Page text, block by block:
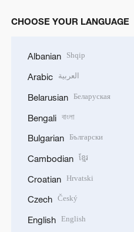
CHOOSE YOUR LANGUAGE
Albanian Shqip
Arabic العربية
Belarusian Беларуская
Bengali বাংলা
Bulgarian Български
Cambodian ខ្មែរ
Croatian Hrvatski
Czech Český
English English